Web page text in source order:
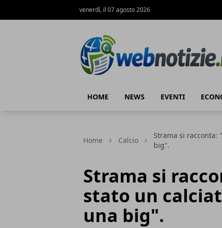
venerdì, il 07 agosto 2026
HOME NEWS EVENTI
Home Calcio
Strama si racconta:
big".
Strama si
stato un
una big".